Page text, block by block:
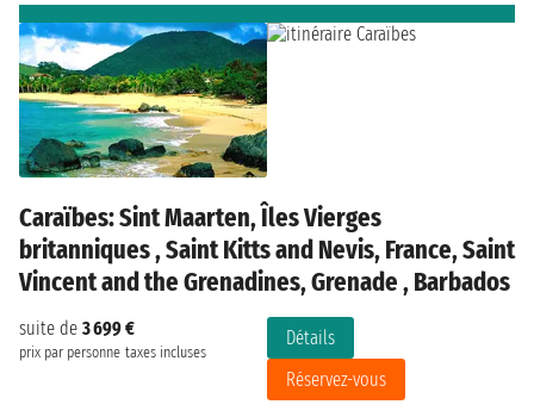
Caraïbes: Sint Maarten, Îles Vierges
britanniques , Saint Kitts and Nevis, France, Saint
Vincent and the Grenadines, Grenade , Barbados
suite de 3 699 €
prix par personne taxes incluses
Détails
Réservez-vous